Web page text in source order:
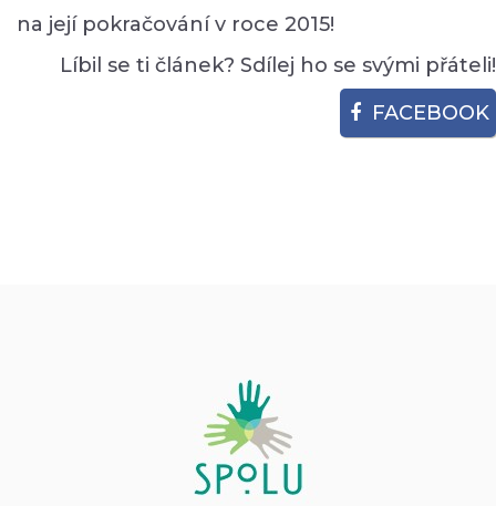
na její pokračování v roce 2015!
Líbil se ti článek? Sdílej ho se svými přáteli!
FACEBOOK